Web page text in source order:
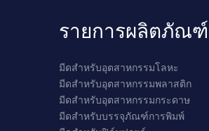
รายการผลิตภัณฑ์
มีดสำหรับอุตสาหกรรมโลหะ
มีดสำหรับอุตสาหกรรมพลาสติก
มีดสำหรับอุตสาหกรรมกระดาษ
มีดสำหรับบรรจุภัณฑ์การพิมพ์